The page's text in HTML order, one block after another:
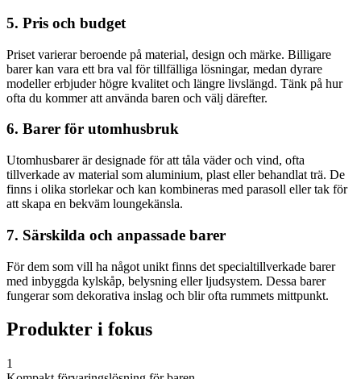
5. Pris och budget
Priset varierar beroende på material, design och märke. Billigare
barer kan vara ett bra val för tillfälliga lösningar, medan dyrare
modeller erbjuder högre kvalitet och längre livslängd. Tänk på hur
ofta du kommer att använda baren och välj därefter.
6. Barer för utomhusbruk
Utomhusbarer är designade för att tåla väder och vind, ofta
tillverkade av material som aluminium, plast eller behandlat trä. De
finns i olika storlekar och kan kombineras med parasoll eller tak för
att skapa en bekväm loungekänsla.
7. Särskilda och anpassade barer
För dem som vill ha något unikt finns det specialtillverkade barer
med inbyggda kylskåp, belysning eller ljudsystem. Dessa barer
fungerar som dekorativa inslag och blir ofta rummets mittpunkt.
Produkter i fokus
1